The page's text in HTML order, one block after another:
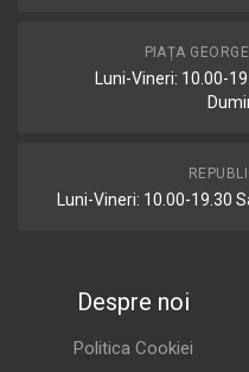
PIAȚA
Luni-Vineri: 10.00-
Luni-Vineri: 10.00-19.30
Despre noi
Politica Cookiei